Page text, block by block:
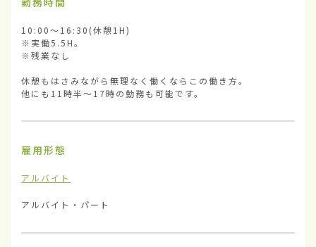
10:00〜16:30(休憩1H)
※実働5.5H。
※残業なし
休憩もはさみながら無理なく働くならこの働き方。
他にも11時半〜17時の勤務も可能です。
雇用形態
アルバイト
アルバイト・パート